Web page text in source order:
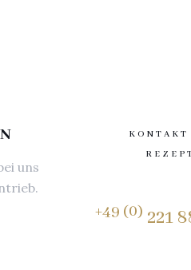
uns
KONTAKT
+49 (0) 221